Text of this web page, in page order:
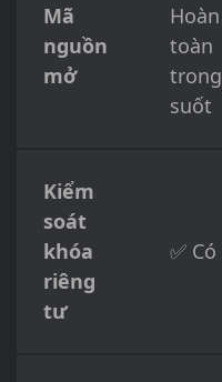
Mã
nguồn
mở
Hoàn
toàn
trong
suốt
Kiểm
soát
khóa
riêng
tư
✅ Có